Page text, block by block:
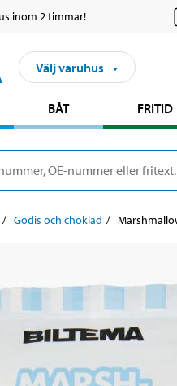
inom 2 timmar!
Välj varuhus
BÅT FRITID
Godis och choklad